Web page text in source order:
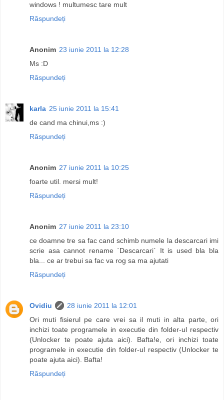
windows ! multumesc tare mult
Răspundeți
Anonim 23 iunie 2011 la 12:28
Ms :D
Răspundeți
karla 25 iunie 2011 la 15:41
de cand ma chinui,ms :)
Răspundeți
Anonim 27 iunie 2011 la 10:25
foarte util. mersi mult!
Răspundeți
Anonim 27 iunie 2011 la 23:10
ce doamne tre sa fac cand schimb numele la descarcari imi
scrie asa cannot rename `Descarcari` It is used bla bla
bla... ce ar trebui sa fac va rog sa ma ajutati
Răspundeți
Ovidiu
28 iunie 2011 la 12:01
Ori muti fisierul pe care vrei sa il muti in alta parte, ori
inchizi toate programele in executie din folder-ul respectiv
(Unlocker te poate ajuta aici). Bafta!e, ori inchizi toate
programele in executie din folder-ul respectiv (Unlocker te
poate ajuta aici). Bafta!
Răspundeți